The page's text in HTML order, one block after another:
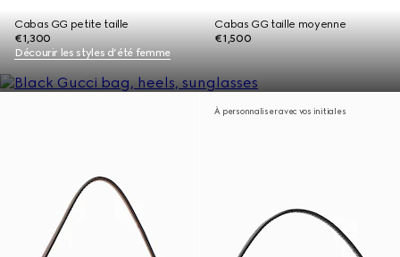
Cabas GG petite taille
€1,300
Cabas GG taille moyenne
€1,500
Décourir les styles d’été femme
À personnaliser avec vos initiales